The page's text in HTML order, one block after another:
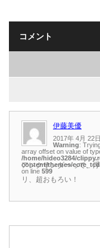
コメント
伊藤美優
2017年 4月 22日
Warning:
array offset on value of
/home/hideo3284/
content/themes/
on line 599
アレクサンダーって、
リ、超おもろい！